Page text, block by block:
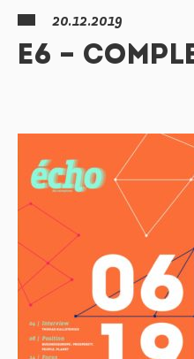
20.12.2019
E6 –